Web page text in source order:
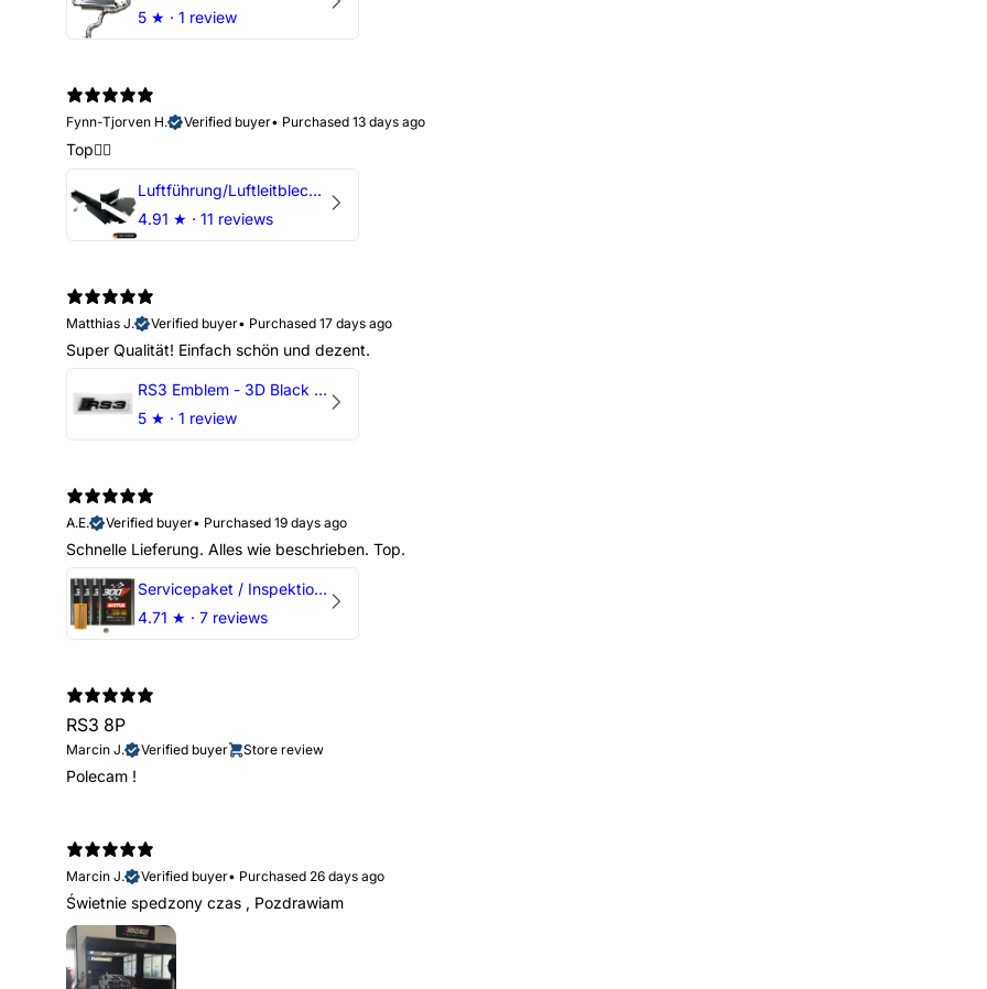
5 ★ · 1 review
Fynn-Tjorven H.
Verified buyer• Purchased 13 days ago
Top👍🏼
Luftführung/Luftleitblech 5" 125mm offene Ansaugung HPerformance
4.91 ★ · 11 reviews
Matthias J.
Verified buyer• Purchased 17 days ago
Super Qualität! Einfach schön und dezent.
RS3 Emblem - 3D Black Edition - Schwarz/Schwarz Logo Modellschriftzug
5 ★ · 1 review
A.E.
Verified buyer• Purchased 19 days ago
Schnelle Lieferung. Alles wie beschrieben. Top.
Servicepaket / Inspektionspaket 1 mit Motul 300V 5W40 - 5W50 für alle 2.5 TFSI Modelle
4.71 ★ · 7 reviews
RS3 8P
Marcin J. Verified buyer Store review
Polecam !
Marcin J.
Verified buyer• Purchased 26 days ago
Świetnie spedzony czas , Pozdrawiam